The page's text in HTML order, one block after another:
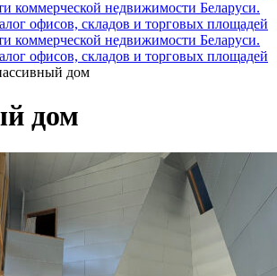
коммерческой недвижимости Беларуси.
офисов, складов и торговых площадей
коммерческой недвижимости Беларуси.
офисов, складов и торговых площадей
дом
дом